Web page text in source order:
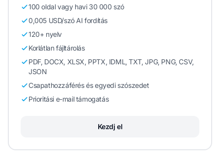
100 oldal vagy havi 30 000 szó
0,005 USD/szó AI fordítás
120+ nyelv
Korlátlan fájltárolás
PDF, DOCX, XLSX, PPTX, IDML, TXT, JPG, PNG, CSV,
JSON
Csapathozzáférés és egyedi szószedet
Prioritási e-mail támogatás
Kezdj el